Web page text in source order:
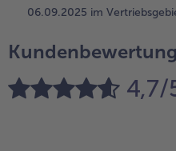
06.09.2025 im
4,7/